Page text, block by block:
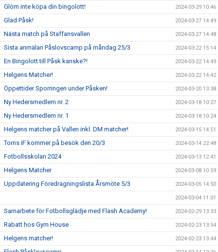
Glöm inte köpa din bingolott! 2024-03-29 10:46
Glad Påsk! 2024-03-27 14:49
Nästa match på Staffansvallen 2024-03-27 14:48
Sista anmälan Påslovscamp på måndag 25/3 2024-03-22 15:14
En Bingolott till Påsk kanske?! 2024-03-22 14:49
Helgens Matcher! 2024-03-22 14:42
Öppettider Sporringen under Påsken! 2024-03-20 13:38
Ny Hedersmedlem nr. 2 2024-03-18 10:27
Ny Hedersmedlem nr. 1 2024-03-18 10:24
Helgens matcher på Vallen inkl. DM matcher! 2024-03-15 14:51
Torns IF kommer på besök den 20/3 2024-03-14 22:48
Fotbollsskolan 2024 2024-03-13 12:41
Helgens Matcher 2024-03-08 10:59
Uppdatering Föredragningslista Årsmöte 5/3 2024-03-05 14:50
2024-03-04 11:01
Samarbete för Fotbollsglädje med Flash Academy! 2024-02-29 13:33
Rabatt hos Gym House 2024-02-23 13:54
Helgens matcher! 2024-02-23 13:44